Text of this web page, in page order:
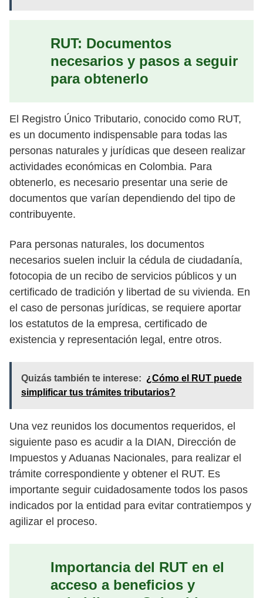
RUT: Documentos
necesarios y pasos a seguir
para obtenerlo
El Registro Único Tributario, conocido como RUT,
es un documento indispensable para todas las
personas naturales y jurídicas que deseen realizar
actividades económicas en Colombia. Para
obtenerlo, es necesario presentar una serie de
documentos que varían dependiendo del tipo de
contribuyente.
Para personas naturales, los documentos
necesarios suelen incluir la cédula de ciudadanía,
fotocopia de un recibo de servicios públicos y un
certificado de tradición y libertad de su vivienda. En
el caso de personas jurídicas, se requiere aportar
los estatutos de la empresa, certificado de
existencia y representación legal, entre otros.
Quizás también te interese: ¿Cómo el RUT puede
simplificar tus trámites tributarios?
Una vez reunidos los documentos requeridos, el
siguiente paso es acudir a la DIAN, Dirección de
Impuestos y Aduanas Nacionales, para realizar el
trámite correspondiente y obtener el RUT. Es
importante seguir cuidadosamente todos los pasos
indicados por la entidad para evitar contratiempos y
agilizar el proceso.
Importancia del RUT en el
acceso a beneficios y